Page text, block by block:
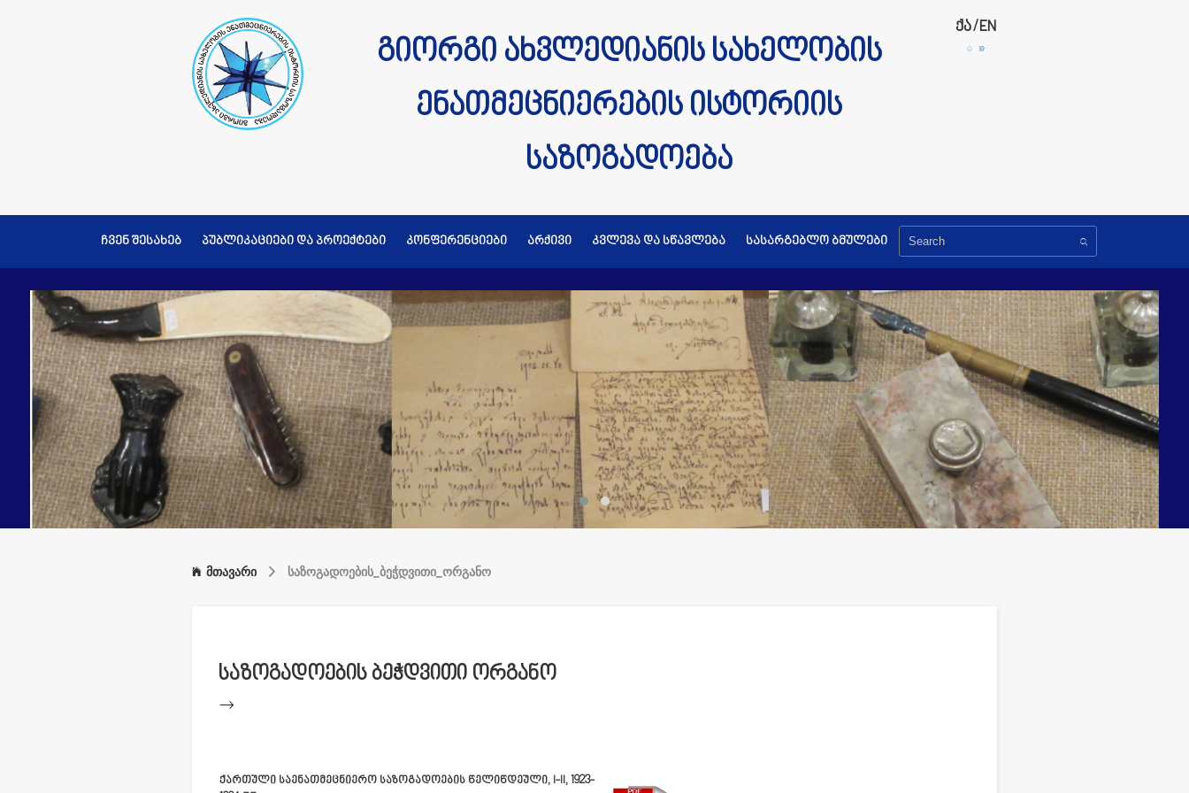
გიორგი ახვლედიანის სახელობის
ენათმეცნიერების ისტორიის
საზოგადოება
ქა/EN
ჩვენ შესახებ პუბლიკაციები და პროექტები კონფერენციები არქივი კვლევა და სწავლება სასარგებლო ბმულები
მთავარი საზოგადოების_ბეჭდვითი_ორგანო
საზოგადოების ბეჭდვითი ორგანო
-->
ქართული საენათმეცნიერო საზოგადოების წელიწდეული, I-II, 1923-